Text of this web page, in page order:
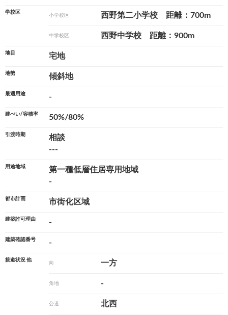
学校区
小学校区 西野第二小学校 距離：700m
中学校区 西野中学校 距離：900m
地目 宅地
地勢 傾斜地
最適用途 -
建ぺい/容積率 50%/80%
引渡時期
相談
---
用途地域
第一種低層住居専用地域
-
都市計画 市街化区域
建築許可理由 -
建築確認番号 -
接道状況 他
向 一方
角地 -
公道 北西